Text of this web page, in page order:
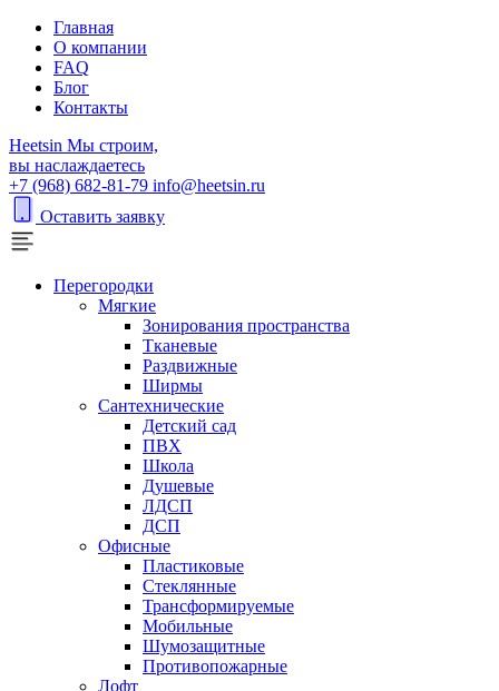
Главная
О компании
FAQ
Блог
Контакты
Heetsin Мы строим,
вы наслаждаетесь
+7 (968) 682-81-79 info@heetsin.ru
Оставить заявку
Перегородки
Мягкие
Зонирования пространства
Тканевые
Раздвижные
Ширмы
Сантехнические
Детский сад
ПВХ
Школа
Душевые
ЛДСП
ДСП
Офисные
Пластиковые
Стеклянные
Трансформируемые
Мобильные
Шумозащитные
Противопожарные
Лофт